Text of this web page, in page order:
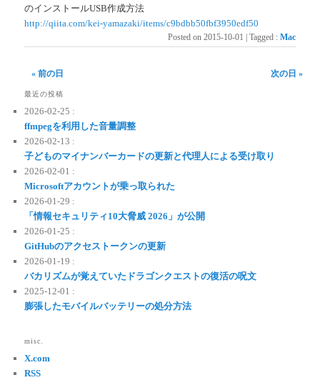
のインストールUSB作成方法
http://qiita.com/kei-yamazaki/items/c9bdbb50fbf3950edf50
Posted on 2015-10-01 Tagged : Mac
« 前の日 次の日 »
最近の投稿
2026-02-25 :
ffmpegを利用した音量調整
2026-02-13 :
子どものマイナンバーカードの更新と代理人による受け取り
2026-02-01 :
Microsoftアカウントが乗っ取られた
2026-01-29 :
「情報セキュリティ10大脅威 2026」が公開
2026-01-25 :
GitHubのアクセストークンの更新
2026-01-19 :
バカリズムが覚えていたドラゴンクエストの復活の呪文
2025-12-01 :
膨張したモバイルバッテリーの処分方法
misc.
X.com
RSS